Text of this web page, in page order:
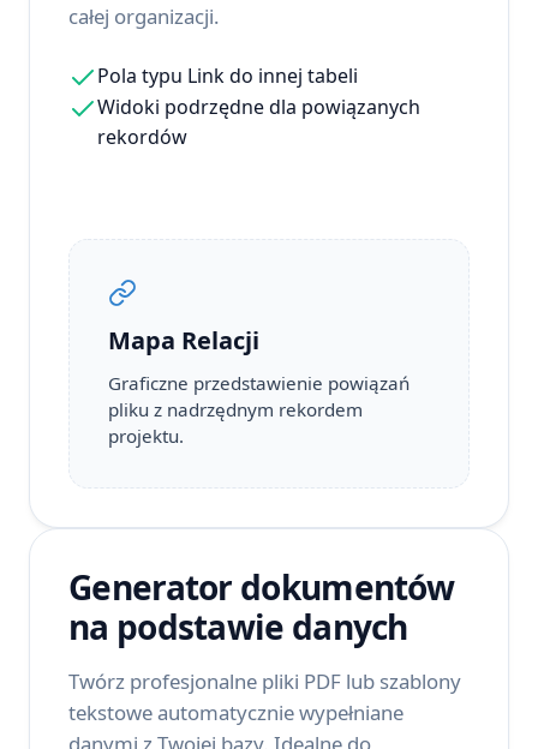
całej organizacji.
Pola typu Link do innej tabeli
Widoki podrzędne dla powiązanych
rekordów
Mapa Relacji
Graficzne przedstawienie powiązań
pliku z nadrzędnym rekordem
projektu.
Generator dokumentów
na podstawie danych
Twórz profesjonalne pliki PDF lub szablony
tekstowe automatycznie wypełniane